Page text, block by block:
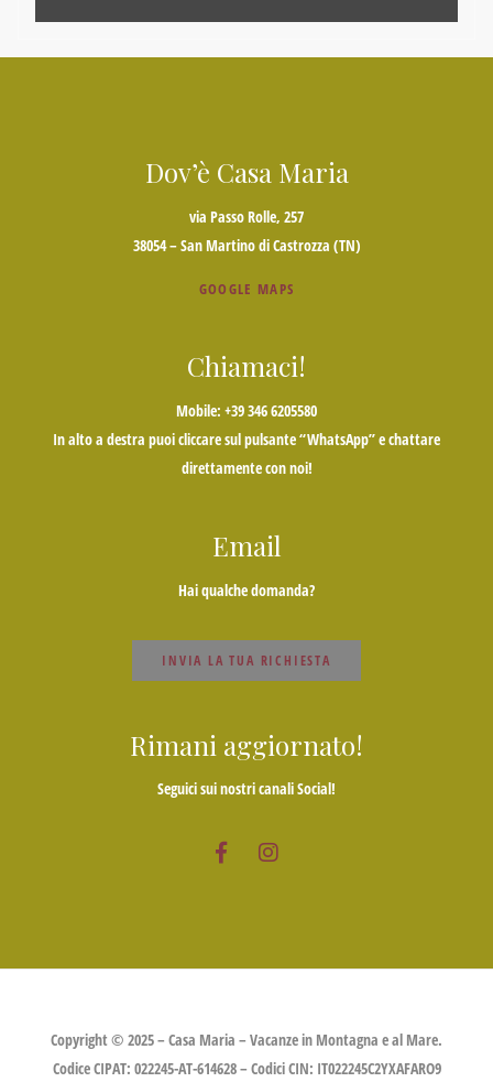
Dov’è Casa Maria
via Passo Rolle, 257
38054 – San Martino di Castrozza (TN)
GOOGLE MAPS
Chiamaci!
Mobile: +39 346 6205580
In alto a destra puoi cliccare sul pulsante “WhatsApp” e chattare
direttamente con noi!
Email
Hai qualche domanda?
INVIA LA TUA RICHIESTA
Rimani aggiornato!
Seguici sui nostri canali Social!
Copyright © 2025 – Casa Maria – Vacanze in Montagna e al Mare.
Codice CIPAT: 022245-AT-614628 – Codici CIN: IT022245C2YXAFARO9